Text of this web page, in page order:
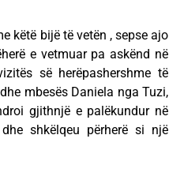
këtë bijë të vetën , sepse ajo
e vetmuar pa askënd në
së herëpashershme të
mbesës Daniela nga Tuzi,
gjithnjë e palëkundur në
shkëlqeu përherë si një